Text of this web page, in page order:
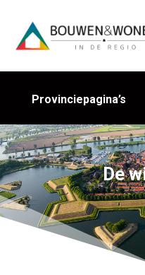
Provinciepagina’s
De